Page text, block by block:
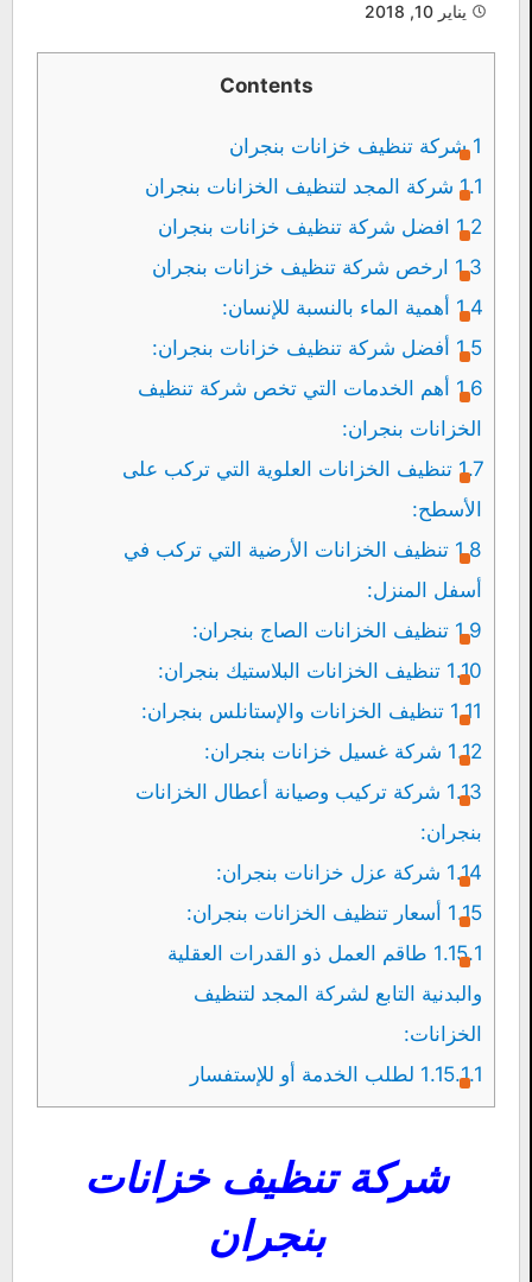
يناير 10, 2018
Contents
1شركة تنظيف خزانات بنجران
1.1 شركة المجد لتنظيف الخزانات بنجران
1.2 افضل شركة تنظيف خزانات بنجران
1.3 ارخص شركة تنظيف خزانات بنجران
1.4 أهمية الماء بالنسبة للإنسان:
1.5 أفضل شركة تنظيف خزانات بنجران:
1.6 أهم الخدمات التي تخص شركة تنظيف
الخزانات بنجران:
1.7 تنظيف الخزانات العلوية التي تركب على
الأسطح:
1.8 تنظيف الخزانات الأرضية التي تركب في
أسفل المنزل:
1.9 تنظيف الخزانات الصاج بنجران:
1.10 تنظيف الخزانات البلاستيك بنجران:
1.11 تنظيف الخزانات والإستانلس بنجران:
1.12 شركة غسيل خزانات بنجران:
1.13 شركة تركيب وصيانة أعطال الخزانات
بنجران:
1.14 شركة عزل خزانات بنجران:
1.15 أسعار تنظيف الخزانات بنجران:
1.15.1 طاقم العمل ذو القدرات العقلية
والبدنية التابع لشركة المجد لتنظيف
الخزانات:
1.15.1.1 لطلب الخدمة أو للإستفسار
شركة تنظيف خزانات
بنجران